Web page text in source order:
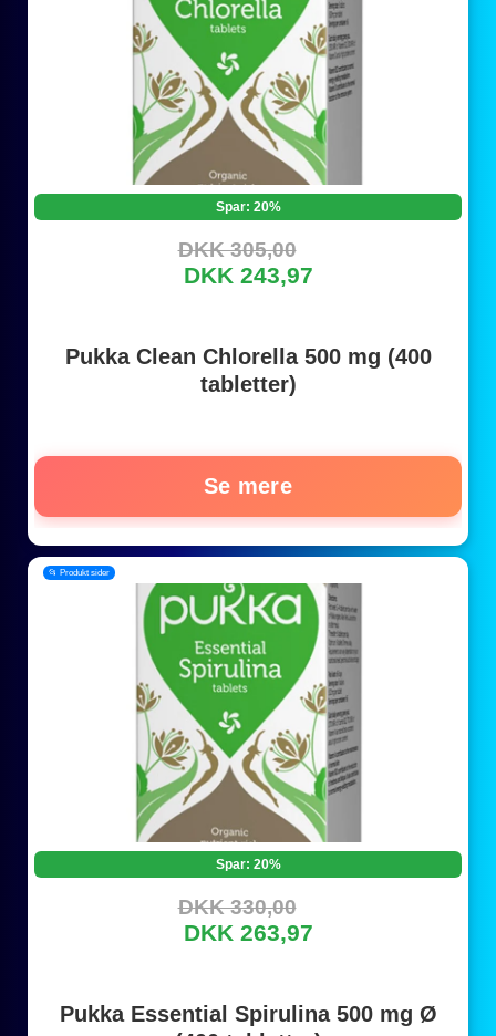
Spar: 20%
DKK 305,00
DKK 243,97
Pukka Clean Chlorella 500 mg (400
tabletter)
Se mere
📂 Produkt sider
Spar: 20%
DKK 330,00
DKK 263,97
Pukka Essential Spirulina 500 mg Ø